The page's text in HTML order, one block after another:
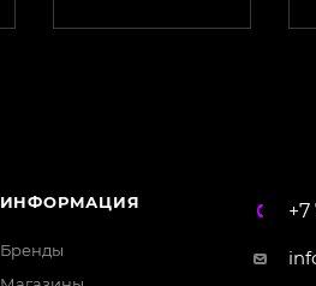
ИНФОРМАЦИЯ
Бренды